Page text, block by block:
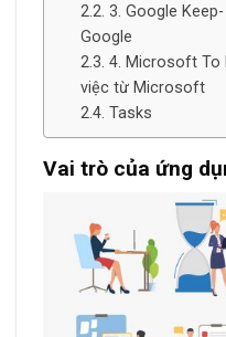
3. Google
Google
4. Microsoft To
việc từ Microsoft
Tasks
Vai trò của ứng